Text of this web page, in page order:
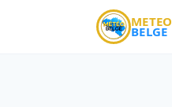
METEO
BELGE